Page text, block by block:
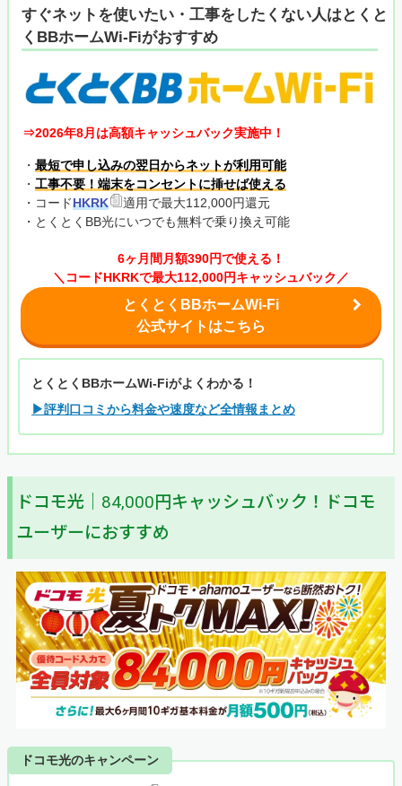
すぐネットを使いたい・工事をしたくない人はとくと
くBBホームWi-Fiがおすすめ
⇒2026年8月は高額キャッシュバック実施中！
・ 最短で申し込みの翌日からネットが利用可能
・ 工事不要！端末をコンセントに挿せば使える
・コードHKRK
適用で最大112,000円還元
・とくとくBB光にいつでも無料で乗り換え可能
6ヶ月間月額390円で使える！
＼コードHKRKで最大112,000円キャッシュバック／
とくとくBBホームWi-Fi
公式サイトはこちら
とくとくBBホームWi-Fiがよくわかる！
▶評判口コミから料金や速度など全情報まとめ
ドコモ光｜84,000円キャッシュバック！ドコモ
ユーザーにおすすめ
ドコモ光のキャンペーン